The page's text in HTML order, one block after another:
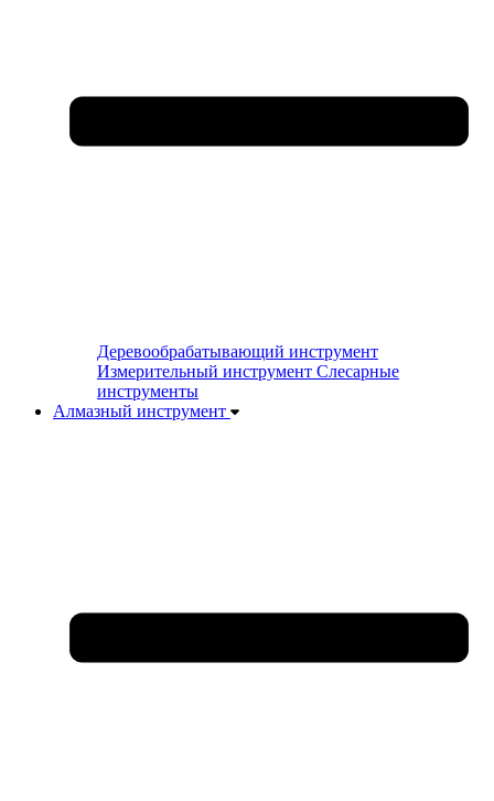
Деревообрабатывающий инструмент
Измерительный инструмент Слесарные
инструменты
Алмазный инструмент